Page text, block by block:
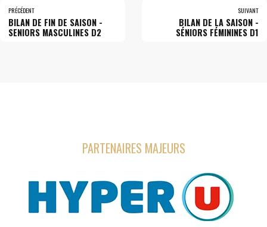
PRÉCÉDENT
BILAN DE FIN DE SAISON -
SENIORS MASCULINES D2
SUIVANT
BILAN DE LA SAISON -
SÉNIORS FÉMININES D1
PARTENAIRES MAJEURS